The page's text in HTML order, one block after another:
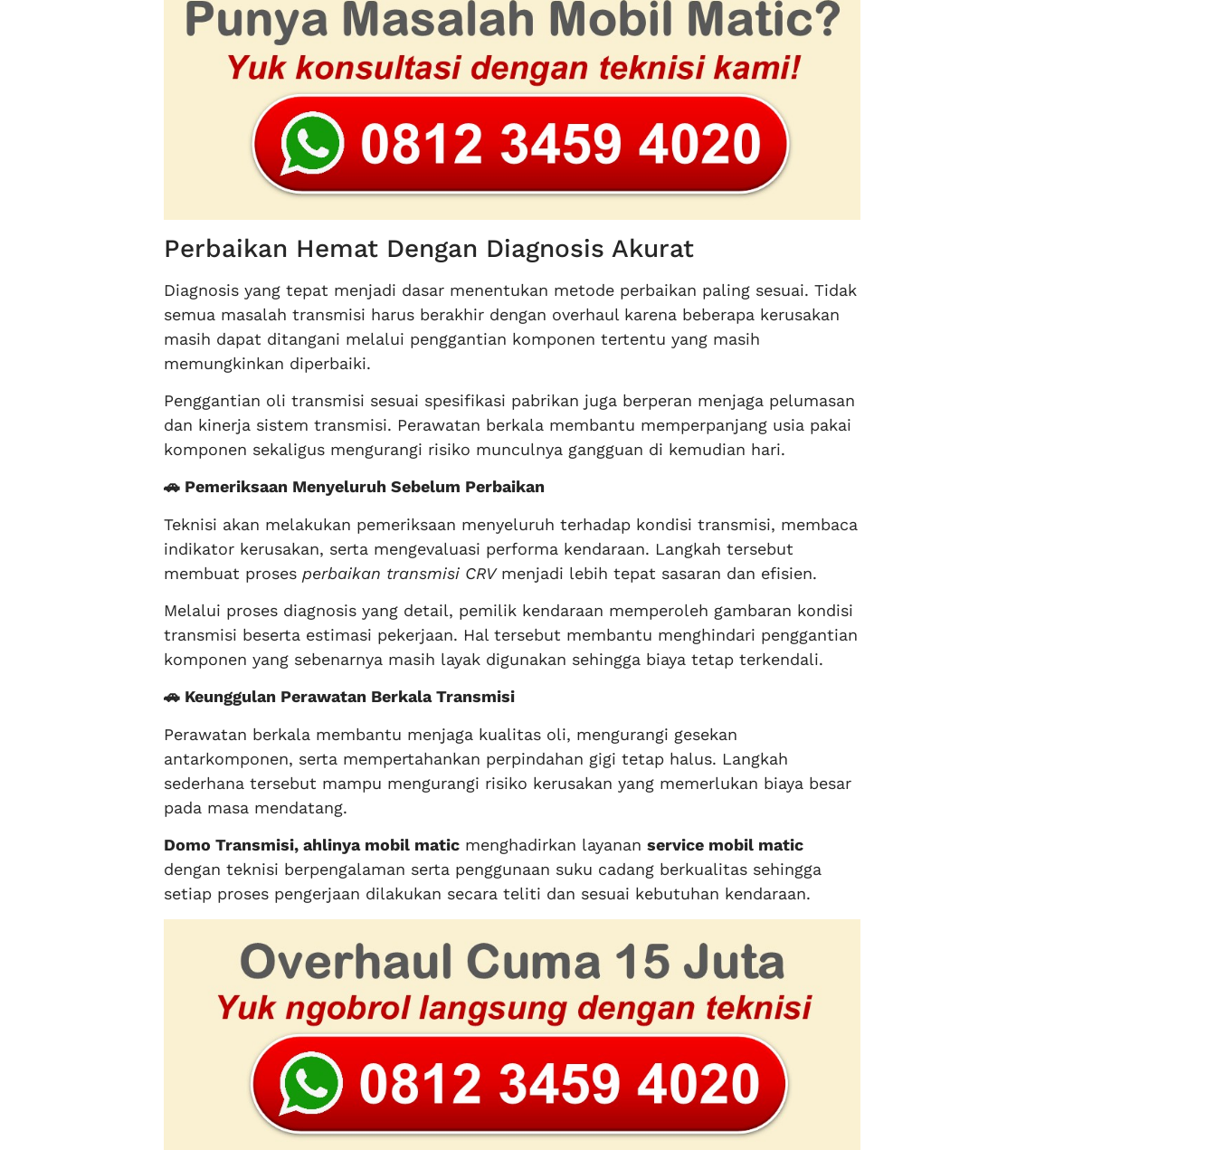
Perbaikan Hemat Dengan Diagnosis Akurat
Diagnosis yang tepat menjadi dasar menentukan metode perbaikan paling sesuai. Tidak
semua masalah transmisi harus berakhir dengan overhaul karena beberapa kerusakan
masih dapat ditangani melalui penggantian komponen tertentu yang masih
memungkinkan diperbaiki.
Penggantian oli transmisi sesuai spesifikasi pabrikan juga berperan menjaga pelumasan
dan kinerja sistem transmisi. Perawatan berkala membantu memperpanjang usia pakai
komponen sekaligus mengurangi risiko munculnya gangguan di kemudian hari.
🚗 Pemeriksaan Menyeluruh Sebelum Perbaikan
Teknisi akan melakukan pemeriksaan menyeluruh terhadap kondisi transmisi, membaca
indikator kerusakan, serta mengevaluasi performa kendaraan. Langkah tersebut
membuat proses perbaikan transmisi CRVmenjadi lebih tepat sasaran dan efisien.
Melalui proses diagnosis yang detail, pemilik kendaraan memperoleh gambaran kondisi
transmisi beserta estimasi pekerjaan. Hal tersebut membantu menghindari penggantian
komponen yang sebenarnya masih layak digunakan sehingga biaya tetap terkendali.
🚗 Keunggulan Perawatan Berkala Transmisi
Perawatan berkala membantu menjaga kualitas oli, mengurangi gesekan
antarkomponen, serta mempertahankan perpindahan gigi tetap halus. Langkah
sederhana tersebut mampu mengurangi risiko kerusakan yang memerlukan biaya besar
pada masa mendatang.
Domo Transmisi, ahlinya mobil matic menghadirkan layanan service mobil matic
dengan teknisi berpengalaman serta penggunaan suku cadang berkualitas sehingga
setiap proses pengerjaan dilakukan secara teliti dan sesuai kebutuhan kendaraan.